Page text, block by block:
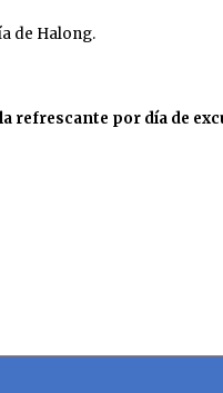
de Halong.
refrescante por día de